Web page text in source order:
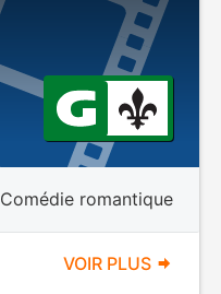
Comédie romantique
VOIR PLUS